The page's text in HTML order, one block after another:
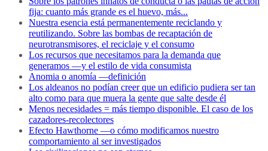
fija: cuanto más grande es el huevo, más...
Nuestra esencia está permanentemente reciclando y
reutilizando. Sobre las bombas de recaptación de
neurotransmisores, el reciclaje y el consumo
Los recursos que necesitamos para la demanda que
generamos —y el estilo de vida consumista
Anomia o anomía —definición
Los aldeanos no podían creer que un edificio pudiera ser tan
alto como para que muera la gente que salte desde él
Menos necesidades = más tiempo disponible. El caso de los
cazadores-recolectores
Efecto Hawthorne —o cómo modificamos nuestro
comportamiento al ser investigados